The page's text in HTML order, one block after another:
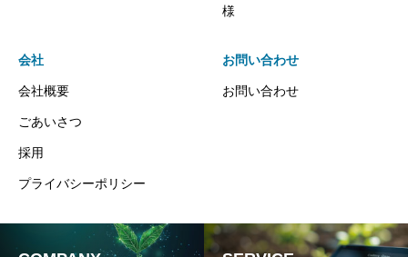
様
会社
会社概要
ごあいさつ
採用
プライバシーポリシー
お問い合わせ
お問い合わせ